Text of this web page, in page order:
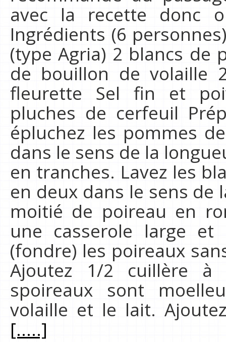
avec la recette donc
Ingrédients (6
(type Agria) 2 blancs de
de bouillon de volaille
fleurette Sel fin et
pluches de cerfeuil
épluchez les pommes
dans le sens de la
en tranches. Lavez les
en deux dans le sens de
moitié de poireau en
une casserole large
(fondre) les poireaux
Ajoutez 1/2 cuillère
spoireaux sont
volaille et le lait.
[.....]